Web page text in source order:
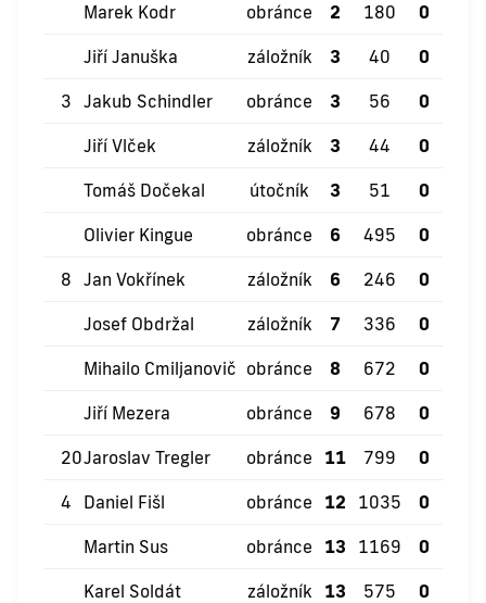
Marek Kodr obránce 2 180 0
Jiří Januška záložník 3 40 0
3 Jakub Schindler obránce 3 56 0
Jiří Vlček záložník 3 44 0
Tomáš Dočekal útočník 3 51 0
Olivier Kingue obránce 6 495 0
8 Jan Vokřínek záložník 6 246 0
Josef Obdržal záložník 7 336 0
Mihailo Cmiljanovič obránce 8 672 0
Jiří Mezera obránce 9 678 0
20Jaroslav Tregler obránce 11 799 0
4 Daniel Fišl obránce 12 1035 0
Martin Sus obránce 13 1169 0
Karel Soldát záložník 13 575 0